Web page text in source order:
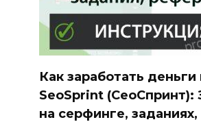
Как заработать деньги
SeoSprint (СеоСпринт):
на серфинге, заданиях,